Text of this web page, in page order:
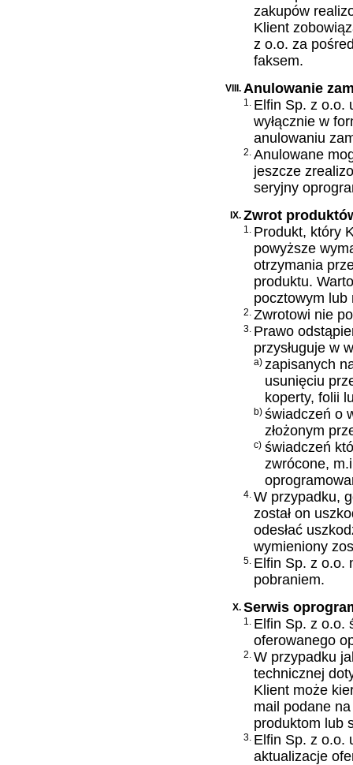
zakupów
Klient
z o.o. za
faksem.
VIII. Anulowanie
1. Elfin Sp. z o.o.
wyłącznie w
anulowaniu
2. Anulowane
jeszcze
seryjny
IX. Zwrot
1. Produkt, który
powyższe
otrzymania
produktu.
pocztowym lub
2. Zwrotowi nie
3. Prawo
przysługuje w
a) zapisanych
usunięciu
koperty, folii
b) świadczeń o
złożonym
c) świadczeń
zwrócone,
4.W przypadku,
został on
odesłać
wymieniony
5. Elfin Sp. z o.o.
pobraniem.
X.Serwis
1. Elfin Sp. z o.o.
oferowanego
2.W przypadku
technicznej
Klient może
mail podane
produktom lub
3. Elfin Sp. z o.o.
aktualizacje